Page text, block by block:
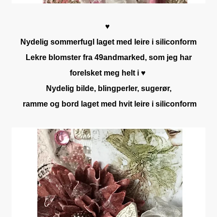
♥
Nydelig sommerfugl laget med leire i siliconform
Lekre blomster fra 49andmarked, som jeg har
forelsket meg helt i ♥
Nydelig bilde, blingperler, sugerør,
ramme og bord laget med hvit leire i siliconform